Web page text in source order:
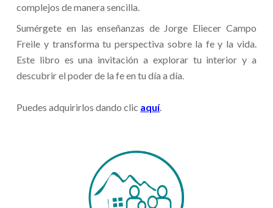
complejos de manera sencilla.
Sumérgete en las enseñanzas de Jorge Eliecer Campo
Freile y transforma tu perspectiva sobre la fe y la vida.
Este libro es una invitación a explorar tu interior y a
descubrir el poder de la fe en tu día a día.
Puedes adquirirlos dando clic aquí.